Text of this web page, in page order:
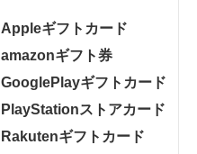
Appleギフトカード
amazonギフト券
GooglePlayギフトカード
PlayStationストアカード
Rakutenギフトカード